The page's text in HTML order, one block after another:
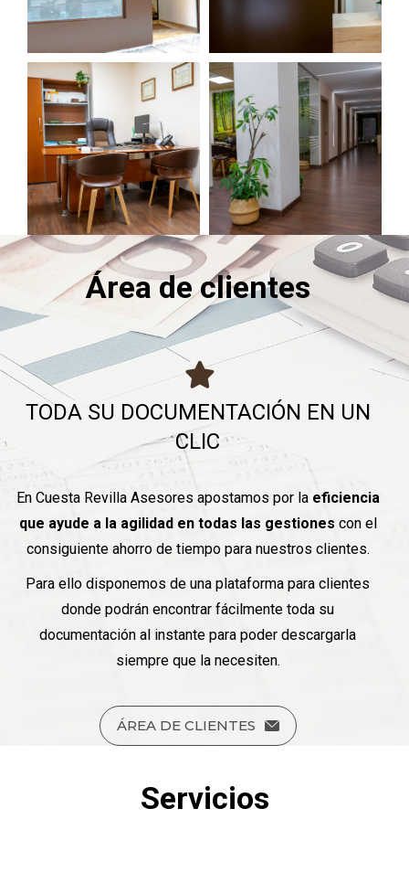
Área de clientes
TODA SU DOCUMENTACIÓN EN UN
CLIC
En Cuesta Revilla Asesores apostamos por la eficiencia
que ayude a la agilidad en todas las gestiones con el
consiguiente ahorro de tiempo para nuestros clientes.
Para ello disponemos de una plataforma para clientes
donde podrán encontrar fácilmente toda su
documentación al instante para poder descargarla
siempre que la necesiten.
ÁREA DE CLIENTES
Servicios